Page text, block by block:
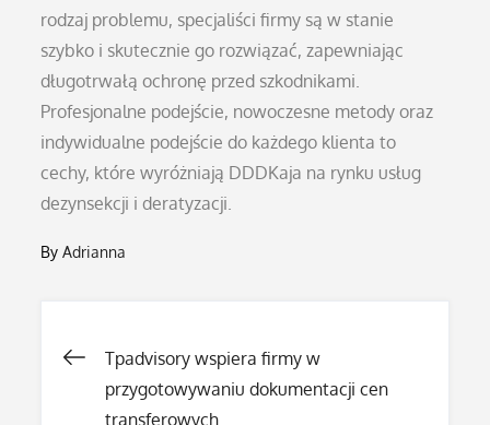
rodzaj problemu, specjaliści firmy są w stanie
szybko i skutecznie go rozwiązać, zapewniając
długotrwałą ochronę przed szkodnikami.
Profesjonalne podejście, nowoczesne metody oraz
indywidualne podejście do każdego klienta to
cechy, które wyróżniają DDDKaja na rynku usług
dezynsekcji i deratyzacji.
ByAdrianna
Nawigacja
Tpadvisory wspiera firmy w
przygotowywaniu dokumentacji cen
transferowych